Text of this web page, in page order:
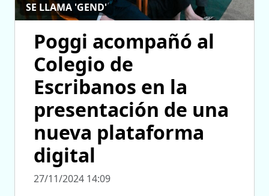
SE LLAMA 'GEND'
Poggi acompañó al
Colegio de
Escribanos en la
presentación de una
nueva plataforma
digital
27/11/2024 14:09